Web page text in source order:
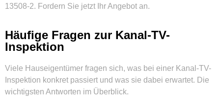
13508-2. Fordern Sie jetzt Ihr Angebot an.
Häufige Fragen zur Kanal-TV-
Inspektion
Viele Hauseigentümer fragen sich, was bei einer Kanal-TV-
Inspektion konkret passiert und was sie dabei erwartet. Die
wichtigsten Antworten im Überblick.